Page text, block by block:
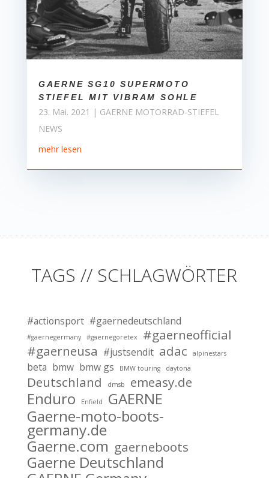
GAERNE SG10 SUPERMOTO
STIEFEL MIT VIBRAM SOHLE
23. Mai. 2021 | GAERNE MOTORRAD-STIEFEL
NEWS
mehr lesen
TAGS // SCHLAGWÖRTER
#actionsport #gaernedeutschland
#gaernegermany #gaernegoretex
#gaerneofficial
#gaerneusa #justsendit adac alpinestars
beta bmw bmw gs BMW touring daytona
Deutschland dmsb emeasy.de
Enduro Enfield
GAERNE
Gaerne-moto-boots-
germany.de
Gaerne.com gaerneboots
Gaerne Deutschland